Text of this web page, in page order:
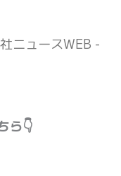
ニュースWEB -
ら👇